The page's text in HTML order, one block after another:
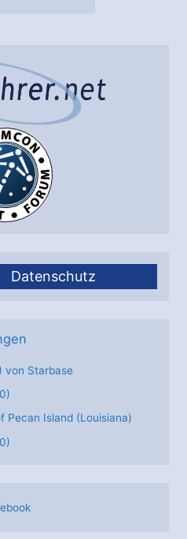
Datenschutz
von Starbase
Pecan Island (Louisiana)